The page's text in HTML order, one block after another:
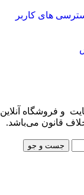
های کاربر
و فروشگاه‌ آنلاین
قانون می‌باشد.
جست و جو